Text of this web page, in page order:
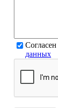
Согласен
данных